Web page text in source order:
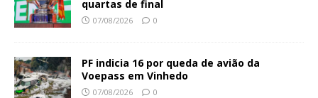
quartas de final
07/08/2026 0
PF indicia 16 por queda de avião da
Voepass em Vinhedo
07/08/2026 0